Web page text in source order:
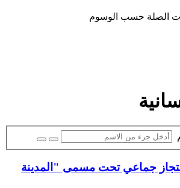
الصلة حسب الوسوم
جماعي تحت مسمى "المدينة